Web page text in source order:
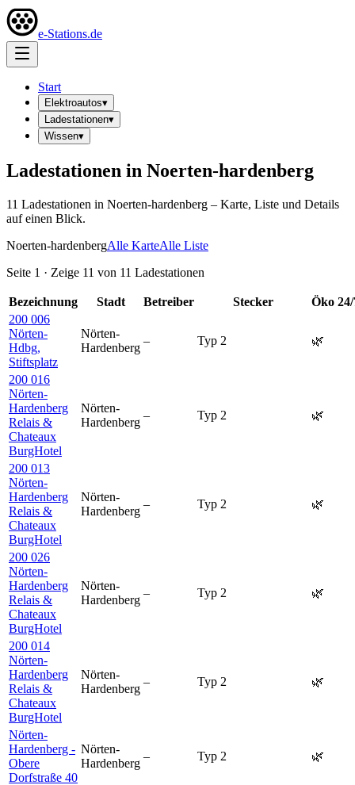
e-Stations.de
Start
Elektroautos▾
Ladestationen▾
Wissen▾
Ladestationen in Noerten-hardenberg
11 Ladestationen in Noerten-hardenberg – Karte, Liste und Details
auf einen Blick.
Noerten-hardenbergAlle KarteAlle Liste
Seite 1 · Zeige 11 von 11 Ladestationen
Bezeichnung Stadt Betreiber Stecker Öko
200 006
Nörten-
Hdbg,
Stiftsplatz
Nörten-
Hardenberg
– Typ 2 🌿
200 016
Nörten-
Hardenberg
Relais &
Chateaux
BurgHotel
Nörten-
Hardenberg
– Typ 2 🌿
200 013
Nörten-
Hardenberg
Relais &
Chateaux
BurgHotel
Nörten-
Hardenberg
– Typ 2 🌿
200 026
Nörten-
Hardenberg
Relais &
Chateaux
BurgHotel
Nörten-
Hardenberg
– Typ 2 🌿
200 014
Nörten-
Hardenberg
Relais &
Chateaux
BurgHotel
Nörten-
Hardenberg
– Typ 2 🌿
Nörten-
Hardenberg -
Obere
Dorfstraße 40
Nörten-
Hardenberg
– Typ 2 🌿